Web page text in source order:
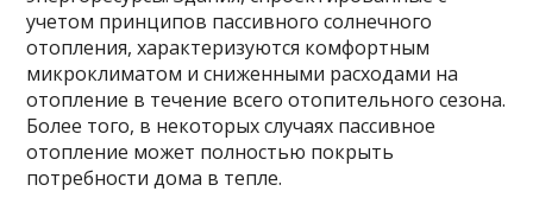
учетом принципов пассивного солнечного
отопления, характеризуются комфортным
микроклиматом и сниженными расходами на
отопление в течение всего отопительного сезона.
Более того, в некоторых случаях пассивное
отопление может полностью покрыть
потребности дома в тепле.